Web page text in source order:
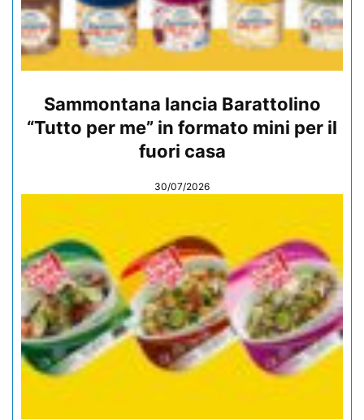
Sammontana lancia Barattolino
“Tutto per me” in formato mini per il
fuori casa
30/07/2026